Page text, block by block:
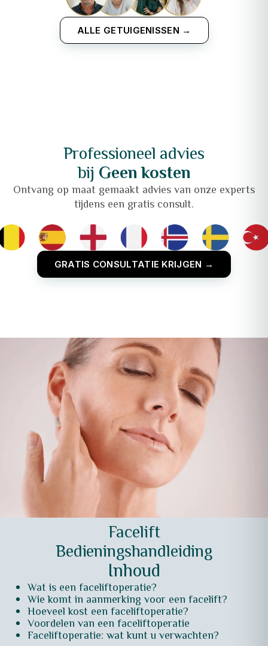
ALLE GETUIGENISSEN →
Professioneel advies
bij Geen kosten
Ontvang op maat gemaakt advies van onze experts
tijdens een gratis consult.
GRATIS CONSULTATIE KRIJGEN →
Facelift
Bedieningshandleiding
Inhoud
Wat is een faceliftoperatie?
Wie komt in aanmerking voor een facelift?
Hoeveel kost een faceliftoperatie?
Voordelen van een faceliftoperatie
Faceliftoperatie: wat kunt u verwachten?